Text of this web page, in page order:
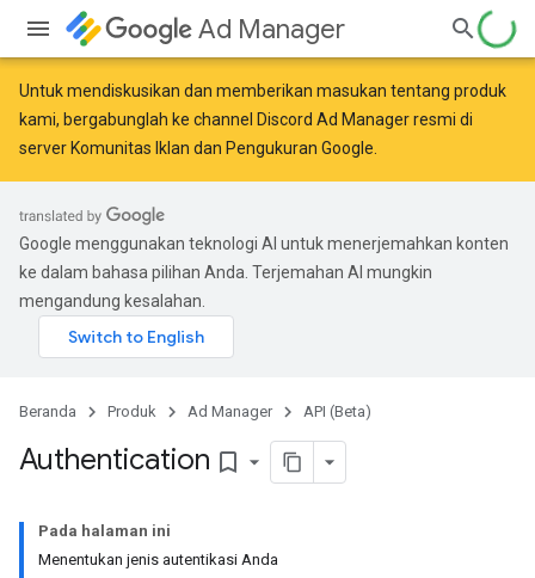
Ad Manager
Untuk mendiskusikan dan memberikan masukan tentang produk
kami, bergabunglah ke channel Discord Ad Manager resmi di
server Komunitas Iklan dan Pengukuran Google
Google menggunakan teknologi AI untuk menerjemahkan konten
ke dalam bahasa pilihan Anda. Terjemahan AI mungkin
mengandung kesalahan.
Beranda Produk Ad Manager API (Beta)
Authentication bookmark_border
Pada halaman ini
Menentukan jenis autentikasi Anda